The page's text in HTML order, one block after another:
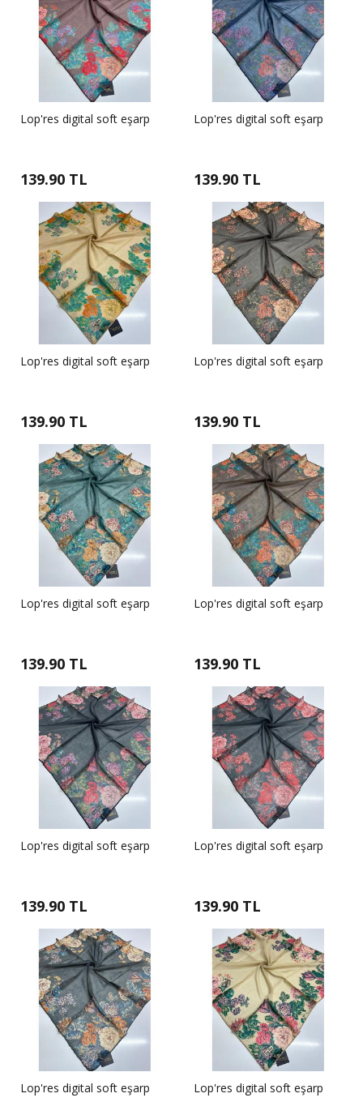
Lop'res digital soft eşarp
139.90 TL
Lop'res digital soft eşarp
139.90 TL
Lop'res digital soft eşarp
139.90 TL
Lop'res digital soft eşarp
139.90 TL
Lop'res digital soft eşarp
139.90 TL
Lop'res digital soft eşarp
139.90 TL
Lop'res digital soft eşarp
139.90 TL
Lop'res digital soft eşarp
139.90 TL
Lop'res digital soft eşarp Lop'res digital soft eşarp